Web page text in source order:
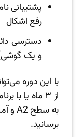
پشتیبانی
رفع اشکال
دسترسی
و یک
با این دوره
از ۳ ماه یا
برسانید.